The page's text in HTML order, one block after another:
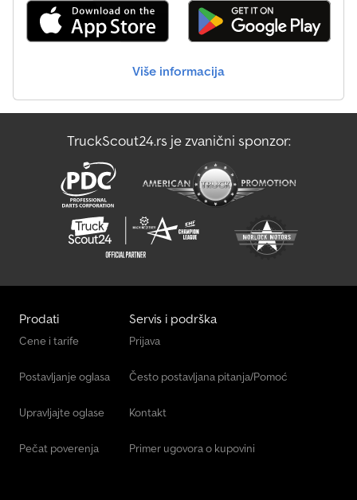
Više informacija
TruckScout24.rs je zvanični sponzor:
Prodati
Cene i tarife
Postavljanje oglasa
Upravljajte oglase
Pečat poverenja
Servis i podrška
Prijava
Često postavljana pitanja/Pomoć
Kontakt
Primer ugovora o kupovini